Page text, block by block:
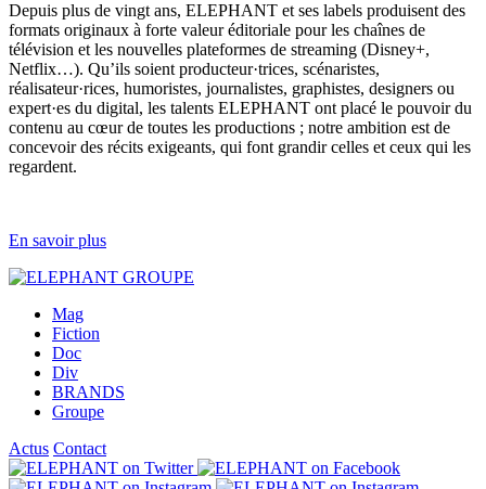
Depuis plus de vingt ans, ELEPHANT et ses labels produisent des
formats originaux à forte valeur éditoriale pour les chaînes de
télévision et les nouvelles plateformes de streaming (Disney+,
Netflix…). Qu’ils soient producteur·trices, scénaristes,
réalisateur·rices, humoristes, journalistes, graphistes, designers ou
expert·es du digital, les talents ELEPHANT ont placé le pouvoir du
contenu au cœur de toutes les productions ; notre ambition est de
concevoir des récits exigeants, qui font grandir celles et ceux qui les
regardent.
En savoir plus
Mag
Fiction
Doc
Div
BRANDS
Groupe
Actus Contact